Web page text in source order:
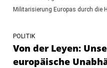
Militarisierung Europas durch die
POLITIK
Von der Leyen:
europäische